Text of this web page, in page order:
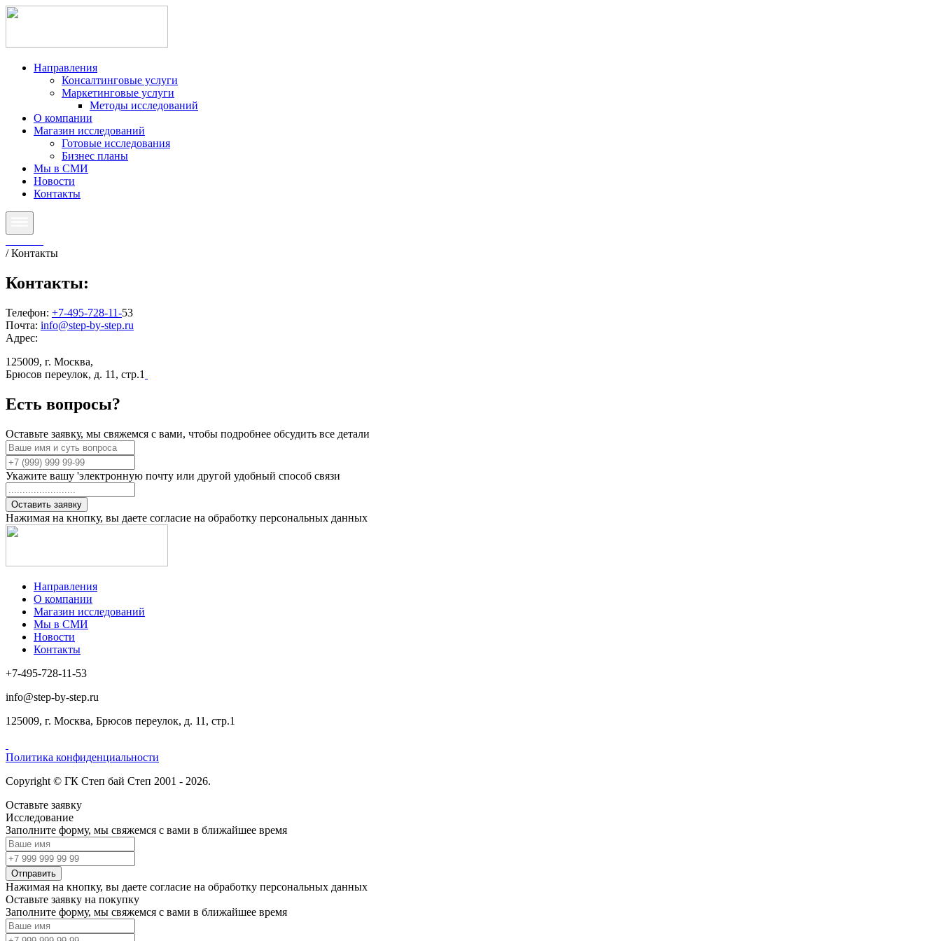
Направления
Консалтинговые услуги
Маркетинговые услуги
Методы исследований
О компании
Магазин исследований
Готовые исследования
Бизнес планы
Мы в СМИ
Новости
Контакты
/Контакты
Контакты:
Телефон: +7-495-728-11-53
Почта: info@step-by-step.ru
Адрес:
125009, г. Москва,
Брюсов переулок, д. 11, стр.1
Есть вопросы?
Оставьте заявку, мы свяжемся с вами, чтобы подробнее обсудить все детали
Укажите вашу 'электронную почту или другой удобный способ связи
Оставить заявку
Нажимая на кнопку, вы даете согласие на обработку персональных данных
Направления
О компании
Магазин исследований
Мы в СМИ
Новости
Контакты
+7-495-728-11-53
info@step-by-step.ru
125009, г. Москва, Брюсов переулок, д. 11, стр.1
Политика конфиденциальности
Copyright © ГК Степ бай Степ 2001 - 2026.
Оставьте заявку
Исследование
Заполните форму, мы свяжемся с вами в ближайшее время
Отправить
Нажимая на кнопку, вы даете согласие на обработку персональных данных
Оставьте заявку на покупку
Заполните форму, мы свяжемся с вами в ближайшее время